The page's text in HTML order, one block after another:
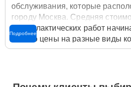
обслуживания, которые
городу Москва. Средняя
профилактических работ
однако цены на разные виды
различаться. Полную
клиентах. Для расчета
Подробнее